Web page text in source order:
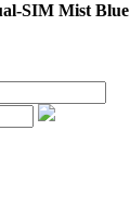
SIM Mist Blue